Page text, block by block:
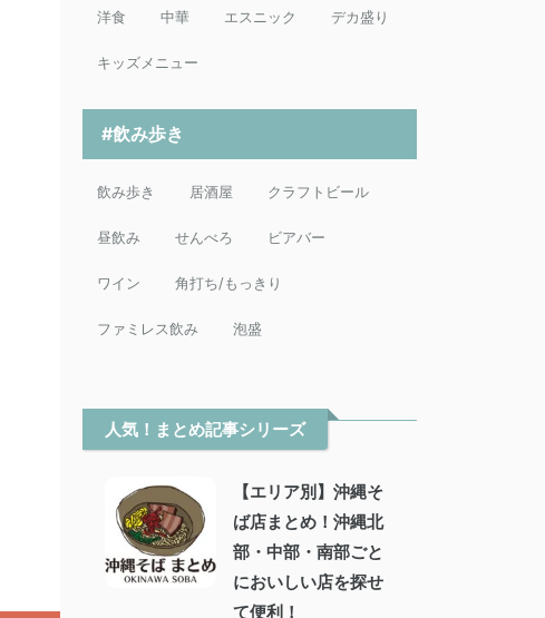
洋食 中華 エスニック デカ盛り
キッズメニュー
#飲み歩き
飲み歩き 居酒屋 クラフトビール
昼飲み せんべろ ビアバー
ワイン 角打ち/もっきり
ファミレス飲み 泡盛
人気！まとめ記事シリーズ
【エリア別】沖縄そ
ば店まとめ！沖縄北
部・中部・南部ごと
においしい店を探せ
て便利！